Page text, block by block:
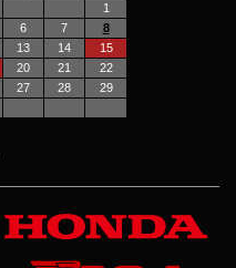
1
6 7
8
13 14
15
20 21
22
27 28
29